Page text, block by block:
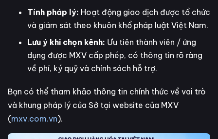
Tính pháp lý: Hoạt động giao dịch được tổ chức
và giám sát theo khuôn khổ pháp luật Việt Nam.
Lưu ý khi chọn kênh: Ưu tiên thành viên / ứng
dụng được MXV cấp phép, có thông tin rõ ràng
về phí, ký quỹ và chính sách hỗ trợ.
Bạn có thể tham khảo thông tin chính thức về vai trò
và khung pháp lý của Sở tại website của MXV
(mxv.com.vn).